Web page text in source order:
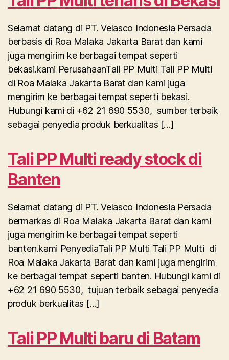
Selamat datang di PT. Velasco Indonesia Persada
berbasis di Roa Malaka Jakarta Barat dan kami
juga mengirim ke berbagai tempat seperti
bekasi.kami PerusahaanTali PP Multi Tali PP Multi
di Roa Malaka Jakarta Barat dan kami juga
mengirim ke berbagai tempat seperti bekasi.
Hubungi kami di +62 21 690 5530, sumber terbaik
sebagai penyedia produk berkualitas […]
Tali PP Multi ready stock di
Banten
Selamat datang di PT. Velasco Indonesia Persada
bermarkas di Roa Malaka Jakarta Barat dan kami
juga mengirim ke berbagai tempat seperti
banten.kami PenyediaTali PP Multi Tali PP Multi di
Roa Malaka Jakarta Barat dan kami juga mengirim
ke berbagai tempat seperti banten. Hubungi kami di
+62 21 690 5530, tujuan terbaik sebagai penyedia
produk berkualitas […]
Tali PP Multi baru di Batam